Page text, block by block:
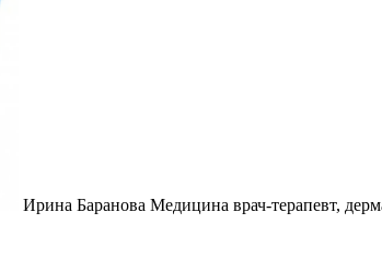
Ирина Баранова Медицина врач-терапевт,